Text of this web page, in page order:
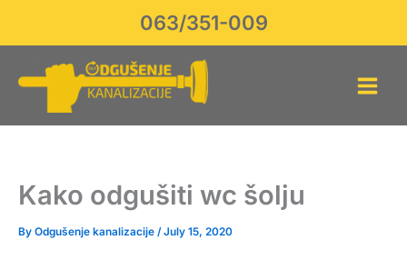
063/351-009
Kako odgušiti wc šolju
By Odgušenje kanalizacije /July 15, 2020